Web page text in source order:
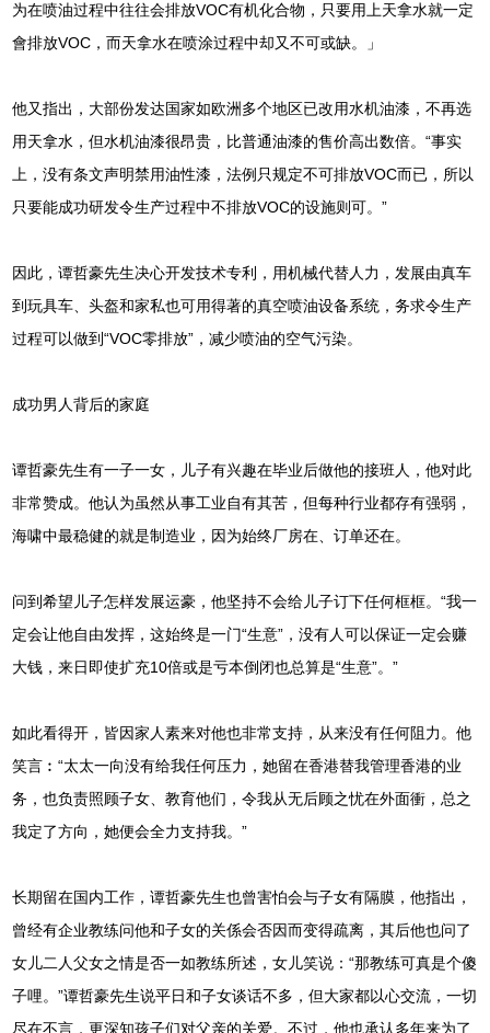
为在喷油过程中往往会排放VOC有机化合物，只要用上天拿水就一定
會排放VOC，而天拿水在喷涂过程中却又不可或缺。」
他又指出，大部份发达国家如欧洲多个地区已改用水机油漆，不再选
用天拿水，但水机油漆很昂贵，比普通油漆的售价高出数倍。“事实
上，没有条文声明禁用油性漆，法例只规定不可排放VOC而已，所以
只要能成功研发令生产过程中不排放VOC的设施则可。”
因此，谭哲豪先生决心开发技术专利，用机械代替人力，发展由真车
到玩具车、头盔和家私也可用得著的真空喷油设备系统，务求令生产
过程可以做到“VOC零排放”，减少喷油的空气污染。
成功男人背后的家庭
谭哲豪先生有一子一女，儿子有兴趣在毕业后做他的接班人，他对此
非常赞成。他认为虽然从事工业自有其苦，但每种行业都存有强弱，
海啸中最稳健的就是制造业，因为始终厂房在、订单还在。
问到希望儿子怎样发展运豪，他坚持不会给儿子订下任何框框。“我一
定会让他自由发挥，这始终是一门“生意”，没有人可以保证一定会赚
大钱，来日即使扩充10倍或是亏本倒闭也总算是“生意”。”
如此看得开，皆因家人素来对他也非常支持，从来没有任何阻力。他
笑言︰“太太一向没有给我任何压力，她留在香港替我管理香港的业
务，也负责照顾子女、教育他们，令我从无后顾之忧在外面衝，总之
我定了方向，她便会全力支持我。”
长期留在国内工作，谭哲豪先生也曾害怕会与子女有隔膜，他指出，
曾经有企业教练问他和子女的关係会否因而变得疏离，其后他也问了
女儿二人父女之情是否一如教练所述，女儿笑说：“那教练可真是个傻
子哩。”谭哲豪先生说平日和子女谈话不多，但大家都以心交流，一切
尽在不言，更深知孩子们对父亲的关爱。不过，他也承认多年来为了